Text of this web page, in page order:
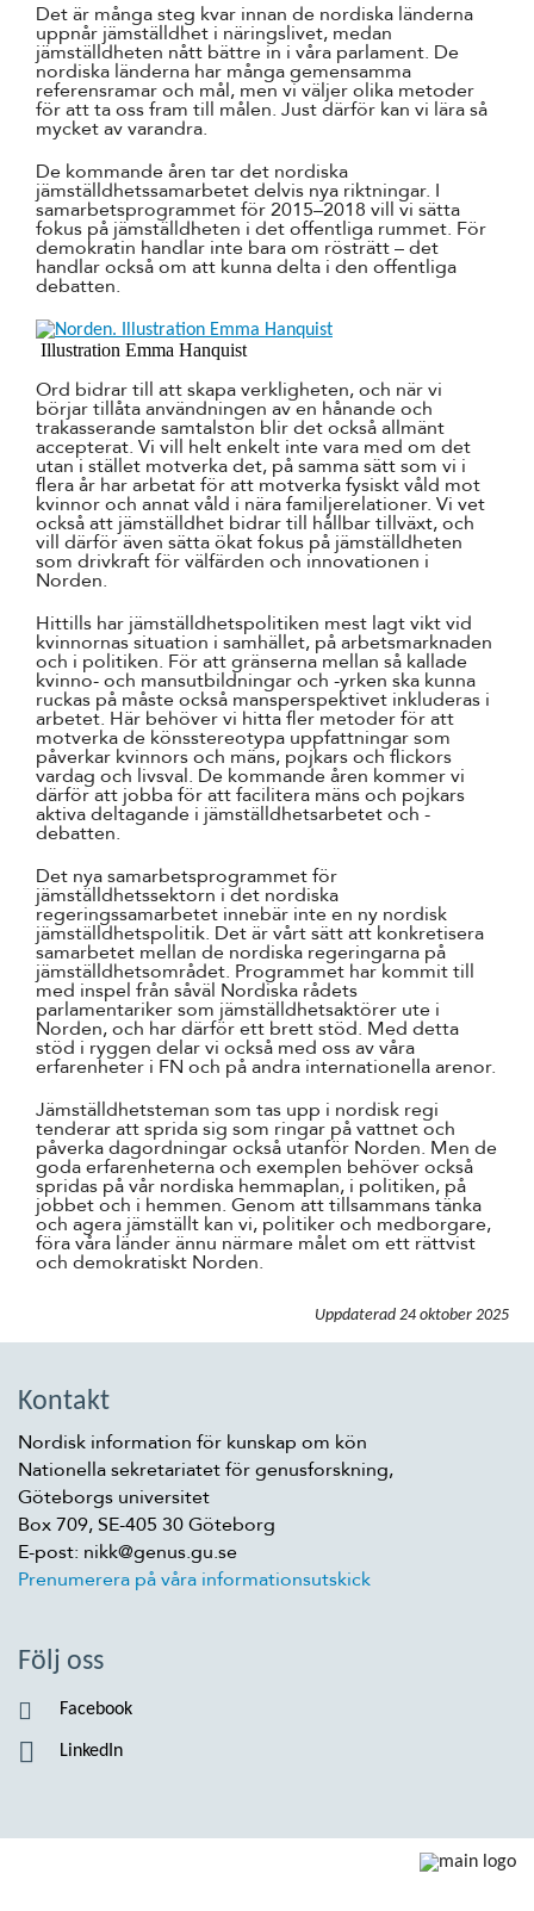
Det är många steg kvar innan de nordiska länderna
uppnår jämställdhet i näringslivet, medan
jämställdheten nått bättre in i våra parlament. De
nordiska länderna har många gemensamma
referensramar och mål, men vi väljer olika metoder
för att ta oss fram till målen. Just därför kan vi lära så
mycket av varandra.
De kommande åren tar det nordiska
jämställdhetssamarbetet delvis nya riktningar. I
samarbetsprogrammet för 2015–2018 vill vi sätta
fokus på jämställdheten i det offentliga rummet. För
demokratin handlar inte bara om rösträtt – det
handlar också om att kunna delta i den offentliga
debatten.
Illustration Emma Hanquist
Ord bidrar till att skapa verkligheten, och när vi
börjar tillåta användningen av en hånande och
trakasserande samtalston blir det också allmänt
accepterat. Vi vill helt enkelt inte vara med om det
utan i stället motverka det, på samma sätt som vi i
flera år har arbetat för att motverka fysiskt våld mot
kvinnor och annat våld i nära familjerelationer. Vi vet
också att jämställdhet bidrar till hållbar tillväxt, och
vill därför även sätta ökat fokus på jämställdheten
som drivkraft för välfärden och innovationen i
Norden.
Hittills har jämställdhetspolitiken mest lagt vikt vid
kvinnornas situation i samhället, på arbetsmarknaden
och i politiken. För att gränserna mellan så kallade
kvinno- och mansutbildningar och -yrken ska kunna
ruckas på måste också mansperspektivet inkluderas i
arbetet. Här behöver vi hitta fler metoder för att
motverka de könsstereotypa uppfattningar som
påverkar kvinnors och mäns, pojkars och flickors
vardag och livsval. De kommande åren kommer vi
därför att jobba för att facilitera mäns och pojkars
aktiva deltagande i jämställdhetsarbetet och -
debatten.
Det nya samarbetsprogrammet för
jämställdhetssektorn i det nordiska
regeringssamarbetet innebär inte en ny nordisk
jämställdhetspolitik. Det är vårt sätt att konkretisera
samarbetet mellan de nordiska regeringarna på
jämställdhetsområdet. Programmet har kommit till
med inspel från såväl Nordiska rådets
parlamentariker som jämställdhetsaktörer ute i
Norden, och har därför ett brett stöd. Med detta
stöd i ryggen delar vi också med oss av våra
erfarenheter i FN och på andra internationella arenor.
Jämställdhetsteman som tas upp i nordisk regi
tenderar att sprida sig som ringar på vattnet och
påverka dagordningar också utanför Norden. Men de
goda erfarenheterna och exemplen behöver också
spridas på vår nordiska hemmaplan, i politiken, på
jobbet och i hemmen. Genom att tillsammans tänka
och agera jämställt kan vi, politiker och medborgare,
föra våra länder ännu närmare målet om ett rättvist
och demokratiskt Norden.
Uppdaterad 24 oktober 2025
Kontakt
Nordisk information för kunskap om kön
Nationella sekretariatet för genusforskning,
Göteborgs universitet
Box 709, SE-405 30 Göteborg
E-post: nikk@genus.gu.se
Prenumerera på våra informationsutskick
Följ oss
Facebook
LinkedIn